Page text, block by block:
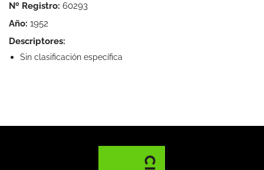
Nº Registro: 60293
Año: 1952
Descriptores:
Sin clasificación específica